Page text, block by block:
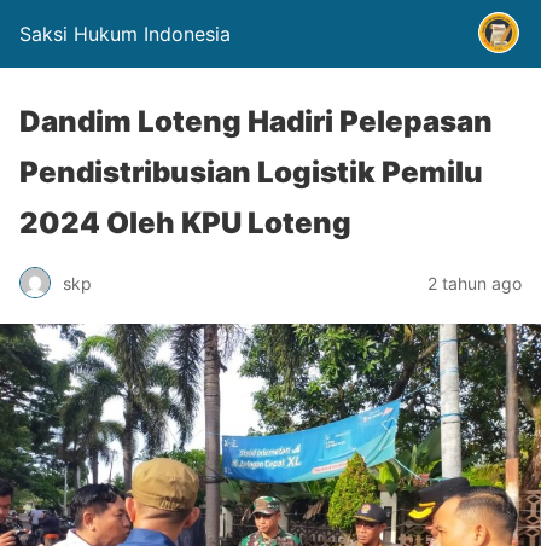
Saksi Hukum Indonesia
Dandim Loteng Hadiri Pelepasan
Pendistribusian Logistik Pemilu
2024 Oleh KPU Loteng
skp 2 tahun ago